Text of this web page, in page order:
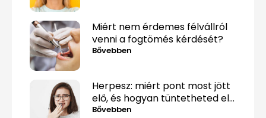
Miért nem érdemes félvállról
venni a fogtömés kérdését?
Bővebben
Herpesz: miért pont most jött
elő, és hogyan tüntetheted el
minél gyorsabban?
Bővebben